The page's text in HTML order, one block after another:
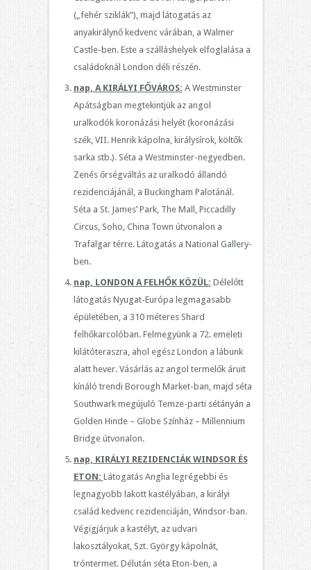
(„fehér sziklák”), majd látogatás az
anyakirálynő kedvenc várában, a Walmer
Castle-ben. Este a szálláshelyek elfoglalása a
családoknál London déli részén.
nap, A KIRÁLYI FŐVÁROS: A Westminster
Apátságban megtekintjük az angol
uralkodók koronázási helyét (koronázási
szék, VII. Henrik kápolna, királysírok, költők
sarka stb.). Séta a Westminster-negyedben.
Zenés őrségváltás az uralkodó állandó
rezidenciájánál, a Buckingham Palotánál.
Séta a St. James’ Park, The Mall, Piccadilly
Circus, Soho, China Town útvonalon a
Trafalgar térre. Látogatás a National Gallery-
ben.
nap, LONDON A FELHŐK KÖZÜL: Délelőtt
látogatás Nyugat-Európa legmagasabb
épületében, a 310 méteres Shard
felhőkarcolóban. Felmegyünk a 72. emeleti
kilátóteraszra, ahol egész London a lábunk
alatt hever. Vásárlás az angol termelők áruit
kínáló trendi Borough Market-ban, majd séta
Southwark megújuló Temze-parti sétányán a
Golden Hinde – Globe Színház – Millennium
Bridge útvonalon.
nap, KIRÁLYI REZIDENCIÁK WINDSOR ÉS
ETON: Látogatás Anglia legrégebbi és
legnagyobb lakott kastélyában, a királyi
család kedvenc rezidenciáján, Windsor-ban.
Végigjárjuk a kastélyt, az udvari
lakosztályokat, Szt. György kápolnát,
tróntermet. Délután séta Eton-ben, a